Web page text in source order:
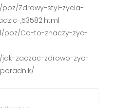
Zdrowy-styl-zycia-
,53582.html
poz/Co-to-znaczy-zyc-
zaczac-zdrowo-zyc-